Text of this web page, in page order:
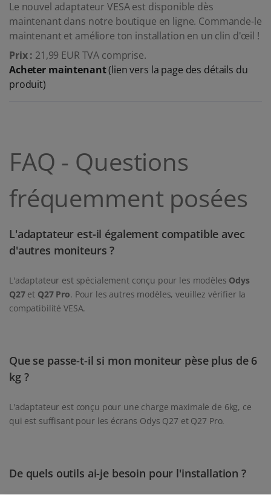
Le nouvel adaptateur VESA est disponible dès
maintenant dans notre boutique en ligne. Commande-le
maintenant et améliore ton installation en un clin d'œil !
Prix : 21,99 EUR TVA comprise.
Acheter maintenant(lien vers la page des détails du
produit)
FAQ - Questions
fréquemment posées
L'adaptateur est-il également compatible avec
d'autres moniteurs ?
L'adaptateur est spécialement conçu pour les modèles Odys
Q27et Q27 Pro. Pour les autres modèles, veuillez vérifier la
compatibilité VESA.
Que se passe-t-il si mon moniteur pèse plus de 6
kg ?
L'adaptateur est conçu pour une charge maximale de 6kg, ce
qui est suffisant pour les écrans Odys Q27 et Q27 Pro.
De quels outils ai-je besoin pour l'installation ?